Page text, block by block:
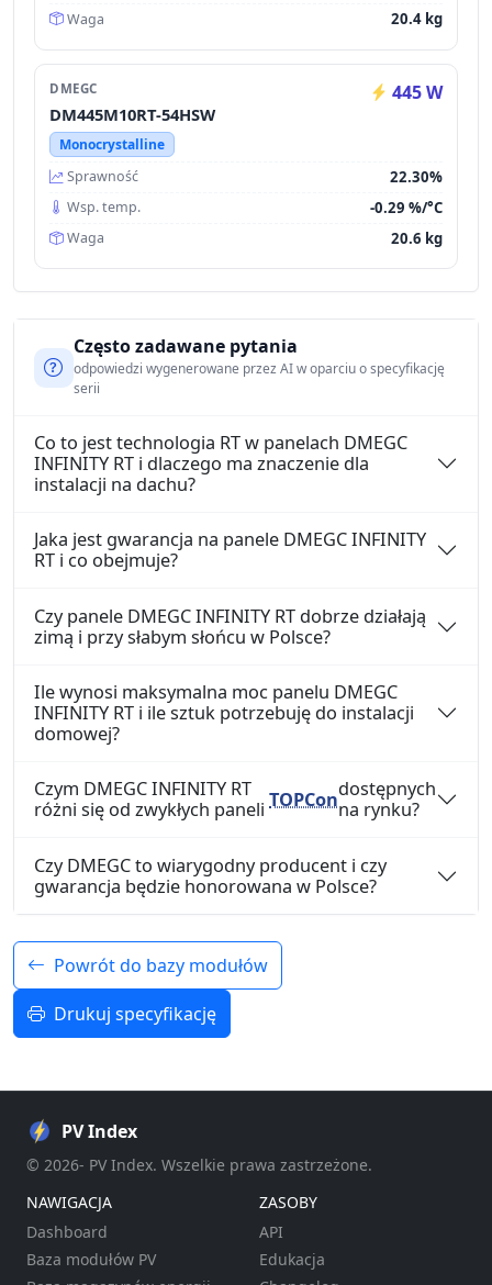
Waga 20.4 kg
DMEGC 445 W
DM445M10RT-54HSW
Monocrystalline
Sprawność
22.30%
Wsp. temp. -0.29 %/°C
Waga 20.6 kg
Często zadawane pytania
odpowiedzi wygenerowane przez AI w oparciu o specyfikację
serii
Co to jest technologia RT w panelach DMEGC
INFINITY RT i dlaczego ma znaczenie dla
instalacji na dachu?
Jaka jest gwarancja na panele DMEGC INFINITY
RT i co obejmuje?
Czy panele DMEGC INFINITY RT dobrze działają
zimą i przy słabym słońcu w Polsce?
Ile wynosi maksymalna moc panelu DMEGC
INFINITY RT i ile sztuk potrzebuję do instalacji
domowej?
Czym DMEGC INFINITY RT
różni się od zwykłych paneli TOPCondostępnych
na rynku?
Czy DMEGC to wiarygodny producent i czy
gwarancja będzie honorowana w Polsce?
Powrót do bazy modułów
Drukuj specyfikację
PV Index
© 2026- PV Index. Wszelkie prawa zastrzeżone.
NAWIGACJA
Dashboard
Baza modułów PV
ZASOBY
API
Edukacja